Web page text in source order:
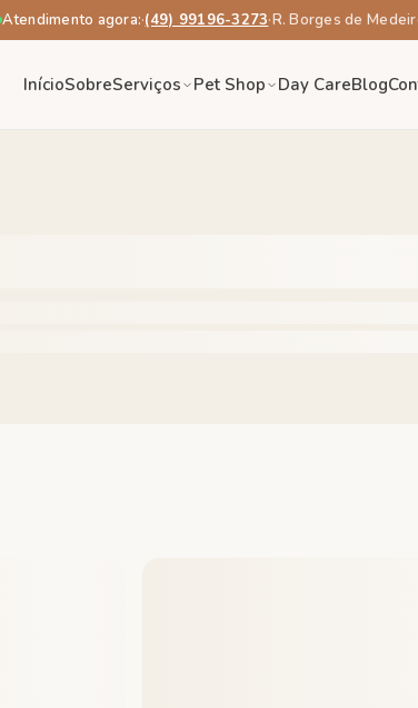
Atendimento agora:·(49) 99196-3273·R. Borges de
InícioSobreServiços Pet Shop Day CareBlog